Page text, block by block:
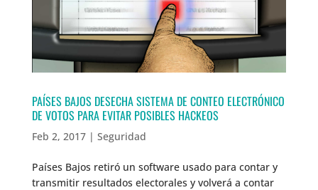
PAÍSES BAJOS DESECHA SISTEMA DE CONTEO ELECTRÓNICO
DE VOTOS PARA EVITAR POSIBLES HACKEOS
Feb 2, 2017| Seguridad
Países Bajos retiró un software usado para contar y
transmitir resultados electorales y volverá a contar